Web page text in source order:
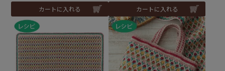
カートに入れる カートに入れる